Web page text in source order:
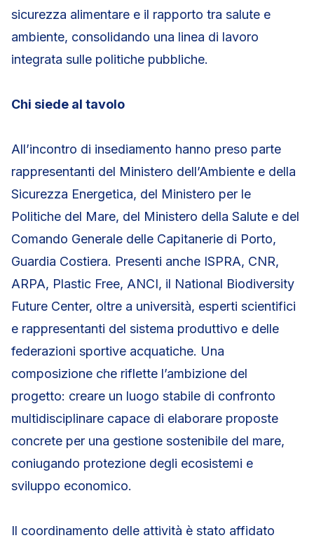
sicurezza alimentare e il rapporto tra salute e
ambiente, consolidando una linea di lavoro
integrata sulle politiche pubbliche.
Chi siede al tavolo
All’incontro di insediamento hanno preso parte
rappresentanti del Ministero dell’Ambiente e della
Sicurezza Energetica, del Ministero per le
Politiche del Mare, del Ministero della Salute e del
Comando Generale delle Capitanerie di Porto,
Guardia Costiera. Presenti anche ISPRA, CNR,
ARPA, Plastic Free, ANCI, il National Biodiversity
Future Center, oltre a università, esperti scientifici
e rappresentanti del sistema produttivo e delle
federazioni sportive acquatiche. Una
composizione che riflette l’ambizione del
progetto: creare un luogo stabile di confronto
multidisciplinare capace di elaborare proposte
concrete per una gestione sostenibile del mare,
coniugando protezione degli ecosistemi e
sviluppo economico.
Il coordinamento delle attività è stato affidato